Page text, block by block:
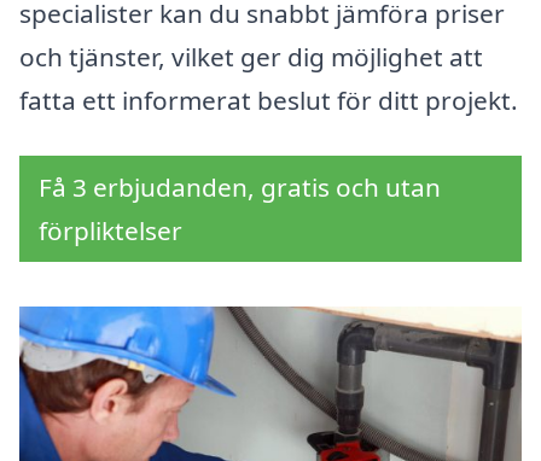
specialister kan du snabbt jämföra priser
och tjänster, vilket ger dig möjlighet att
fatta ett informerat beslut för ditt projekt.
Få 3 erbjudanden, gratis och utan
förpliktelser